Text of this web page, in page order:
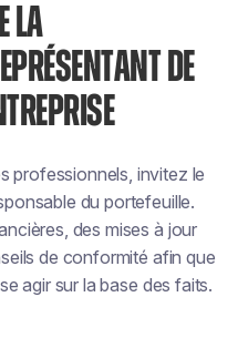
LA
DE
professionnels, invitez le
du portefeuille.
des mises à jour
de conformité afin que
agir sur la base des faits.